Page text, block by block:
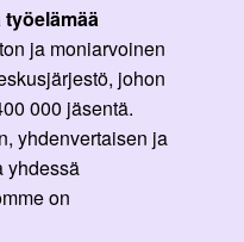
ja moniarvoinen
johon
000 jäsentä.
yhdenvertaisen ja
yhdessä
on